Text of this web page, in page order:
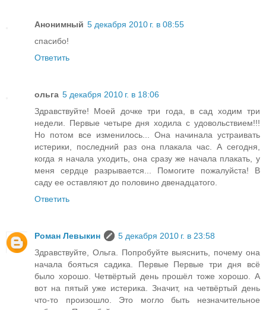
Анонимный 5 декабря 2010 г. в 08:55
спасибо!
Ответить
ольга 5 декабря 2010 г. в 18:06
Здравствуйте! Моей дочке три года, в сад ходим три
недели. Первые четыре дня ходила с удовольствием!!!
Но потом все изменилось... Она начинала устраивать
истерики, последний раз она плакала час. А сегодня,
когда я начала уходить, она сразу же начала плакать, у
меня сердце разрывается... Помогите пожалуйста! В
саду ее оставляют до половино двенадцатого.
Ответить
Роман Левыкин
5 декабря 2010 г. в 23:58
Здравствуйте, Ольга. Попробуйте выяснить, почему она
начала бояться садика. Первые Первые три дня всё
было хорошо. Четвёртый день прошёл тоже хорошо. А
вот на пятый уже истерика. Значит, на четвёртый день
что-то произошло. Это могло быть незначительное